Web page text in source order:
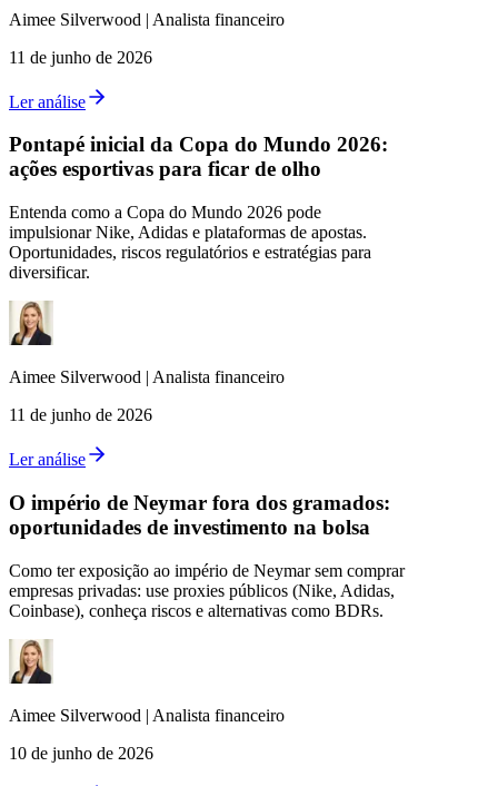
Aimee Silverwood | Analista financeiro
11 de junho de 2026
Ler análise
Pontapé inicial da Copa do Mundo 2026:
ações esportivas para ficar de olho
Entenda como a Copa do Mundo 2026 pode
impulsionar Nike, Adidas e plataformas de apostas.
Oportunidades, riscos regulatórios e estratégias para
diversificar.
Aimee Silverwood | Analista financeiro
11 de junho de 2026
Ler análise
O império de Neymar fora dos gramados:
oportunidades de investimento na bolsa
Como ter exposição ao império de Neymar sem comprar
empresas privadas: use proxies públicos (Nike, Adidas,
Coinbase), conheça riscos e alternativas como BDRs.
Aimee Silverwood | Analista financeiro
10 de junho de 2026